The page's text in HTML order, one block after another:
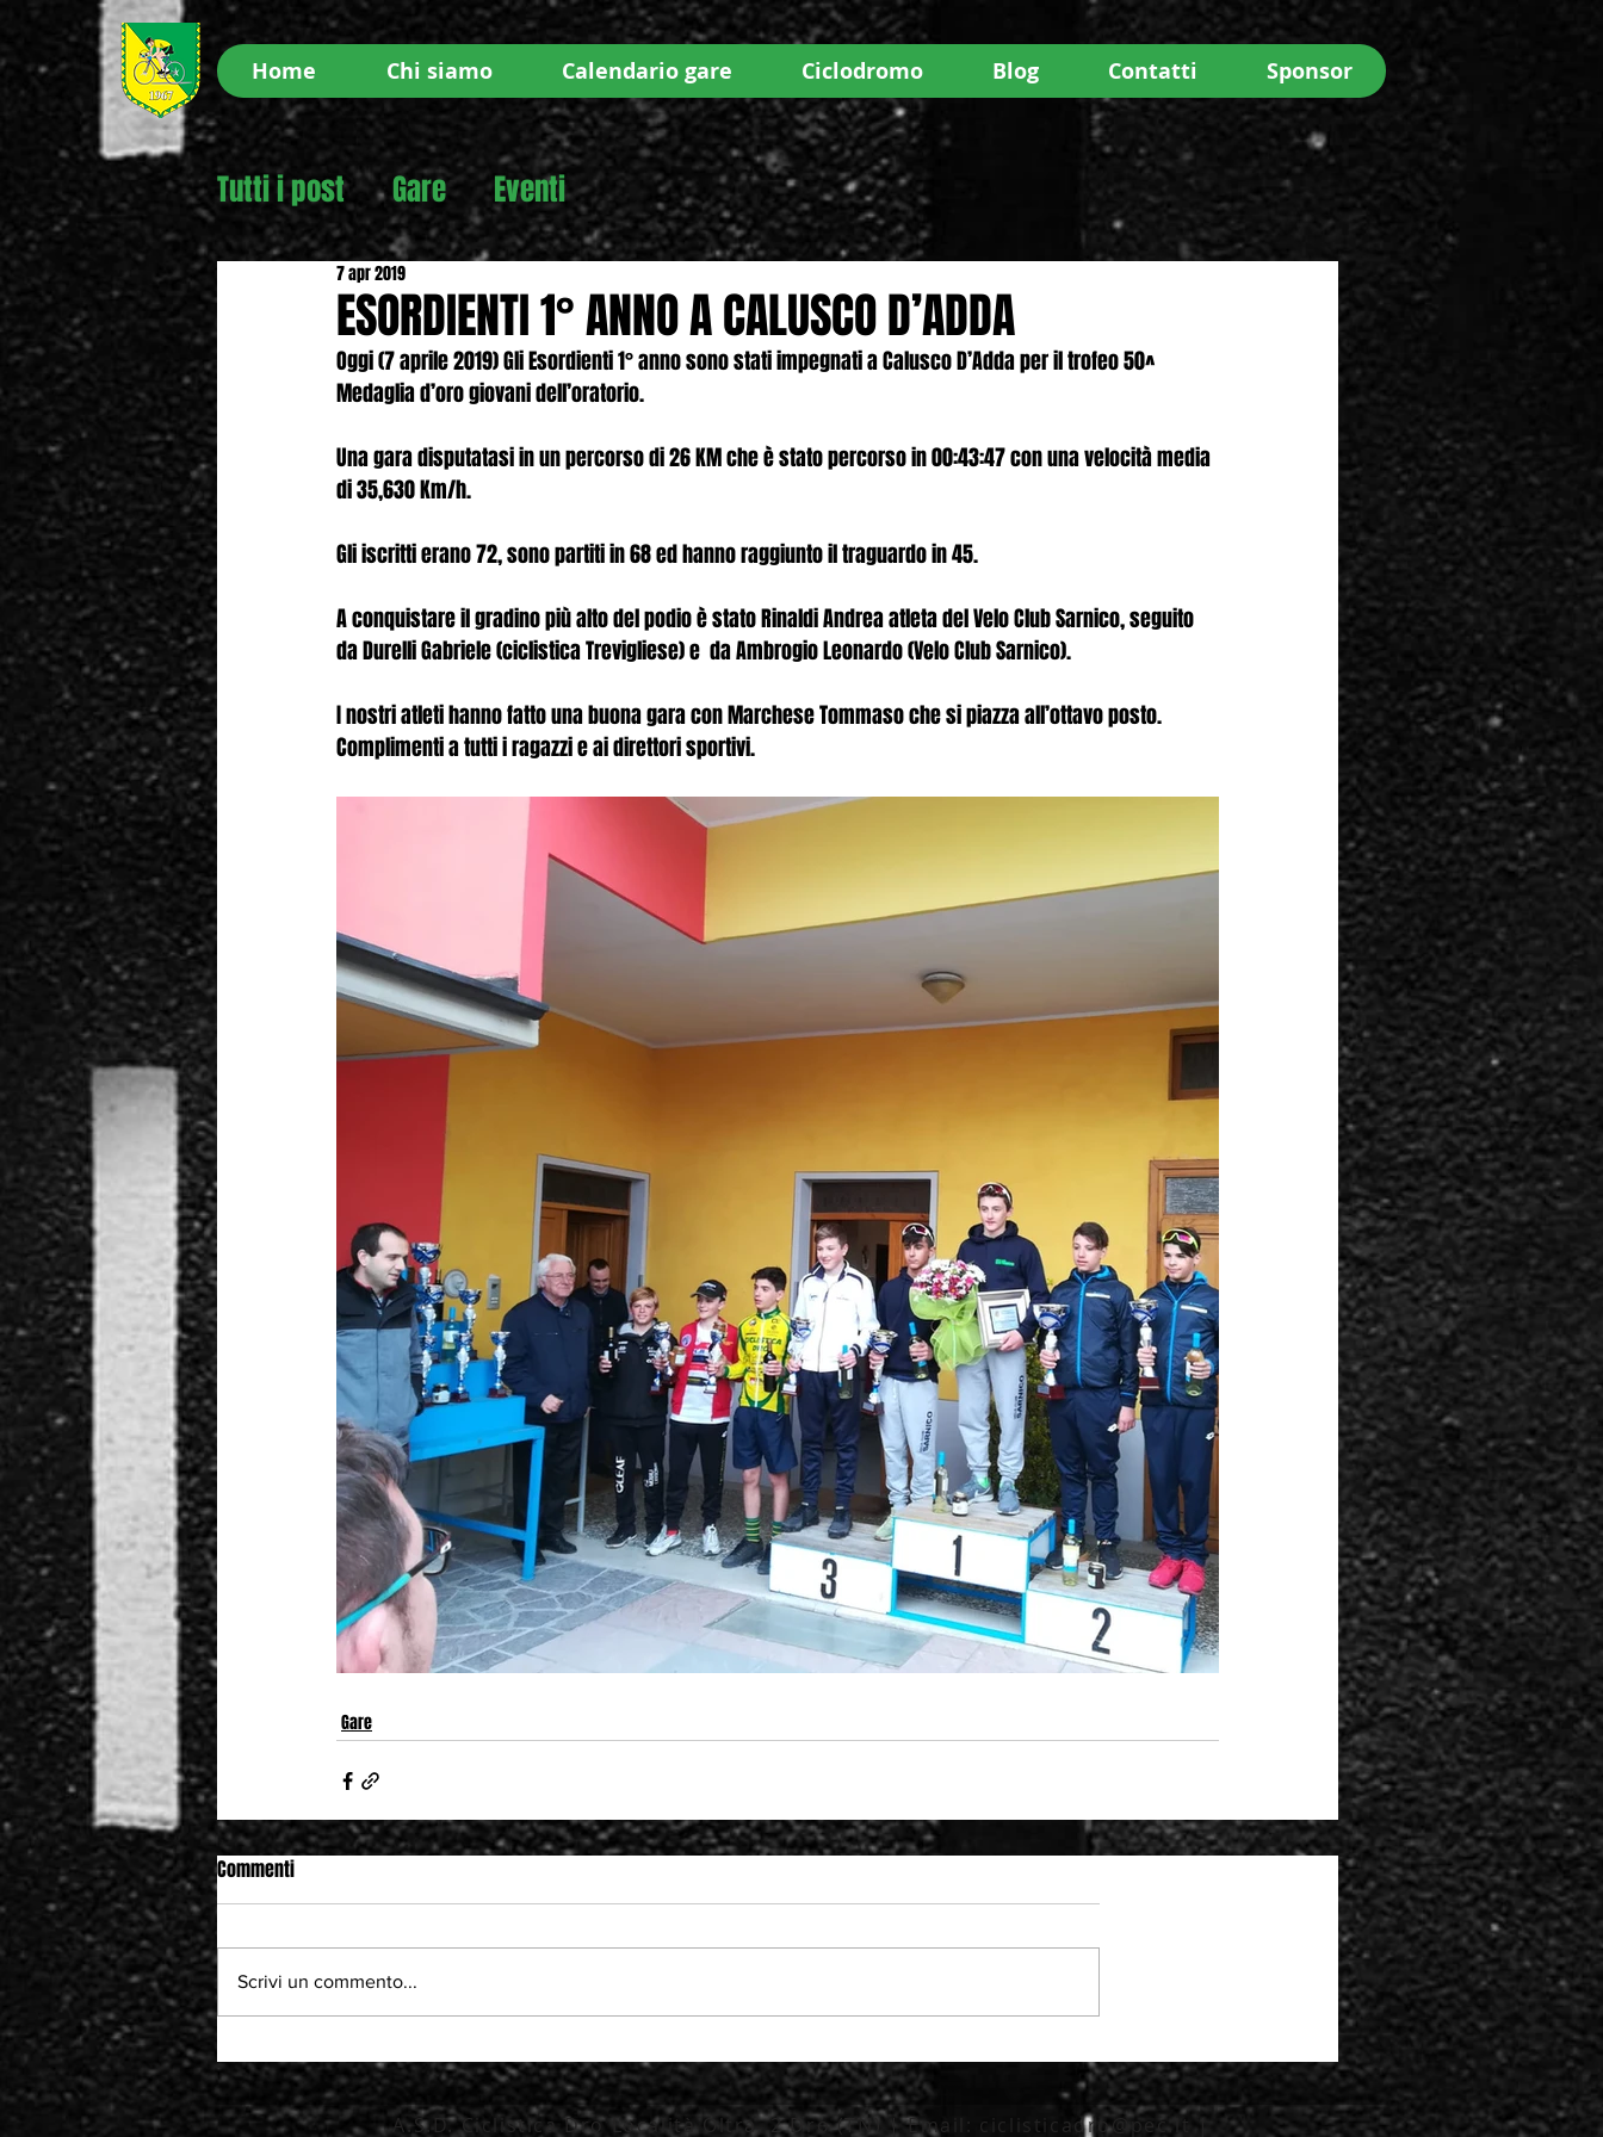
Home Chi siamo Calendario gare Ciclodromo Blog Contatti Sponsor
Tutti i post Gare Eventi
ESORDIENTI 1° ANNO A CALUSCO D’ADDA
7 apr 2019
Oggi (7 aprile 2019) Gli Esordienti 1° anno sono stati impegnati a Calusco D’Adda per il trofeo 50^
Medaglia d’oro giovani dell’oratorio.
Una gara disputatasi in un percorso di 26 KM che è stato percorso in 00:43:47 con una velocità media
di 35,630 Km/h.
Gli iscritti erano 72, sono partiti in 68 ed hanno raggiunto il traguardo in 45.
A conquistare il gradino più alto del podio è stato Rinaldi Andrea atleta del Velo Club Sarnico, seguito
da Durelli Gabriele (ciclistica Trevigliese) e  da Ambrogio Leonardo (Velo Club Sarnico).
I nostri atleti hanno fatto una buona gara con Marchese Tommaso che si piazza all’ottavo posto.
Complimenti a tutti i ragazzi e ai direttori sportivi.
Gare
Commenti
Scrivi un commento...
A.S.D. Ciclistica Dro Località Oltra, 2 Dro (TN) | Email: ciclisticadro@pec.it |